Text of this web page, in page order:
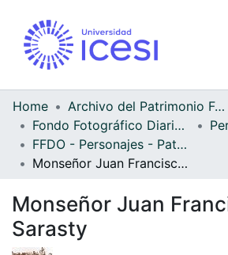
Home
Archivo del Patrimonio Fotográfico y Fílmico del Valle del Cauca
Fondo Fotográfico Diario Occidente
FFDO - Personajes - Patrimonial
Monseñor Juan Francisco Sarasty
Monseñor Juan
Sarasty